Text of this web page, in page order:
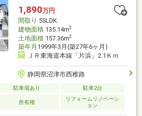
速道路で綺麗な景色を見ながらゆったり
。
1,890万円
間取り 5SLDK
建物面積135.14m2
土地面積157.36m2
築年月 1999年3月(築27年6ヶ月)
ＪＲ東海道本線「片浜」2.1Ｋｍ
静岡県沼津市西椎路
駐車場あり 駐車2台
所有権
リフォームリノベーシ
ョン